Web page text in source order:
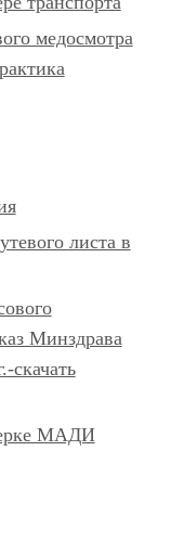
медосмотра
листа в
Минздрава
скачать
МАДИ